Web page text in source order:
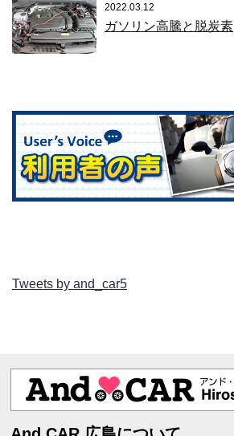
2022.03.12
ガソリン高騰と脱炭素
Tweets by and_car5